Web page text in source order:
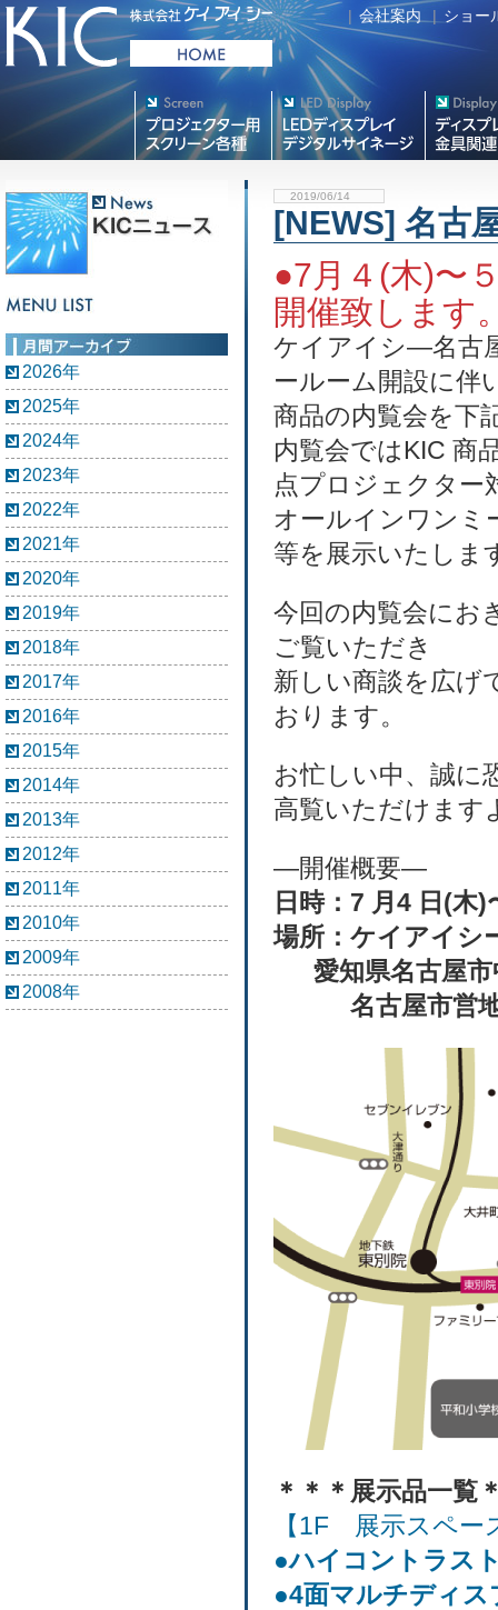
| 会社案内 | ショー
2026年
2025年
2024年
2023年
2022年
2021年
2020年
2019年
2018年
2017年
2016年
2015年
2014年
2013年
2012年
2011年
2010年
2009年
2008年
2019/06/14
[NEWS] 名古
●7月４(木)〜
開催致します
ケイアイシ―名古
ールーム開設に伴
商品の内覧会を下
内覧会ではKIC 商
点プロジェクター
オールインワンミ
等を展示いたしま
今回の内覧会にお
ご覧いただき
新しい商談を広げ
おります。
お忙しい中、誠に
高覧いただけます
―開催概要―
日時：7 月4 日(木
場所：ケイアイシ
愛知県名古屋
名古屋市営地下
＊＊＊展示品一覧
【1F 展示スペー
●ハイコントラス
●4面マルチディ